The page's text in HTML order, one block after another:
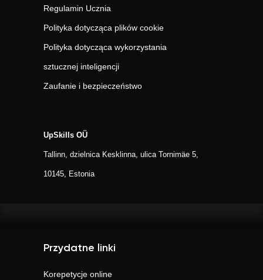
Regulamin Ucznia
Polityka dotycząca plików cookie
Polityka dotycząca wykorzystania
sztucznej inteligencji
Zaufanie i bezpieczeństwo
UpSkills OÜ
Tallinn, dzielnica Kesklinna, ulica Tornimäe 5,
10145, Estonia
Przydatne linki
Korepetycje online